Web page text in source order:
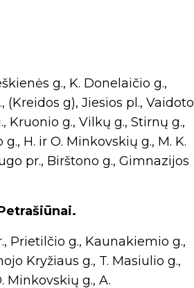
g., K. Donelaičio g.,
(Kreidos g), Jiesios pl., Vaidoto
Kruonio g., Vilkų g., Stirnų g.,
H. ir O. Minkovskių g., M. K.
pr., Birštono g., Gimnazijos
Prietilčio g., Kaunakiemio g.,
Kryžiaus g., T. Masiulio g.,
Minkovskių g., A.